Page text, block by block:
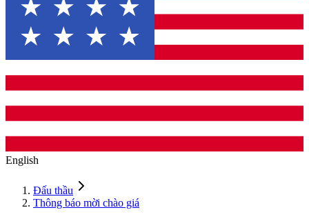
English
Đấu thầu
Thông báo mời chào giá